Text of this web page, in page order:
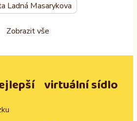
Ladná Masarykova
Zobrazit vše
virtuální sídlo